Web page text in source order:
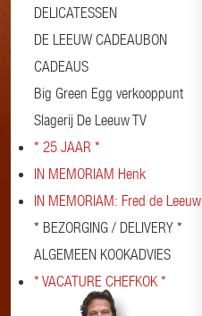
DELICATESSEN
DE LEEUW CADEAUBON
CADEAUS
Big Green Egg verkooppunt
Slagerij De Leeuw TV
* 25 JAAR *
IN MEMORIAM Henk
IN MEMORIAM: Fred de Leeuw
* BEZORGING / DELIVERY *
ALGEMEEN KOOKADVIES
* VACATURE CHEFKOK *